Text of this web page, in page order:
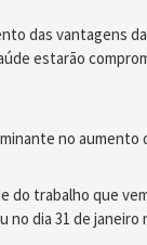
das vantagens
estarão
no aumento
do trabalho que
dia 31 de janeiro